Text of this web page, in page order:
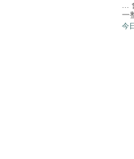
...
一
今